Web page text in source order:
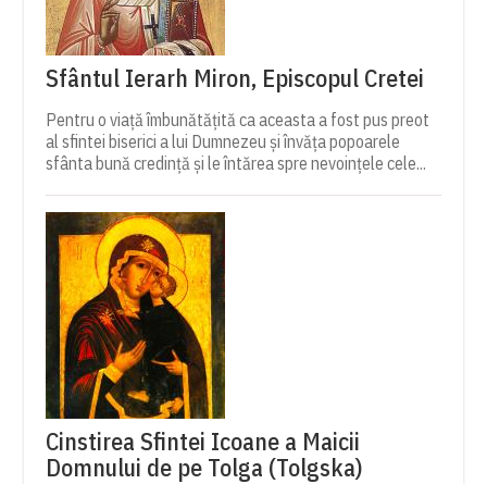
Sfântul Ierarh Miron, Episcopul Cretei
Pentru o viață îmbunătățită ca aceasta a fost pus preot
al sfintei biserici a lui Dumnezeu și învăța popoarele
sfânta bună credință și le întărea spre nevoințele cele...
Cinstirea Sfintei Icoane a Maicii
Domnului de pe Tolga (Tolgska)